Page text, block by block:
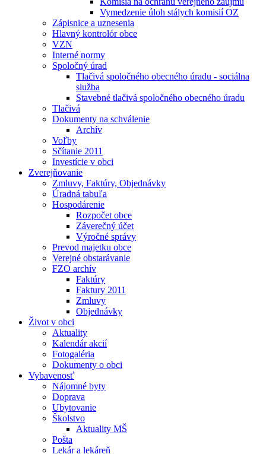
Vymedzenie úloh stálych komisií OZ
Zápisnice a uznesenia
Hlavný kontrolór obce
VZN
Interné normy
Spoločný úrad
Tlačivá spoločného obecného úradu - sociálna
služba
Stavebné tlačivá spoločného obecného úradu
Tlačivá
Dokumenty na schválenie
Archív
Voľby
Sčítanie 2011
Investície v obci
Zverejňovanie
Zmluvy, Faktúry, Objednávky
Úradná tabuľa
Hospodárenie
Rozpočet obce
Záverečný účet
Výročné správy
Prevod majetku obce
Verejné obstarávanie
FZO archív
Faktúry
Faktury 2011
Zmluvy
Objednávky
Život v obci
Aktuality
Kalendár akcií
Fotogaléria
Dokumenty o obci
Vybavenosť
Nájomné byty
Doprava
Ubytovanie
Školstvo
Aktuality MŠ
Pošta
Lekár a lekáreň